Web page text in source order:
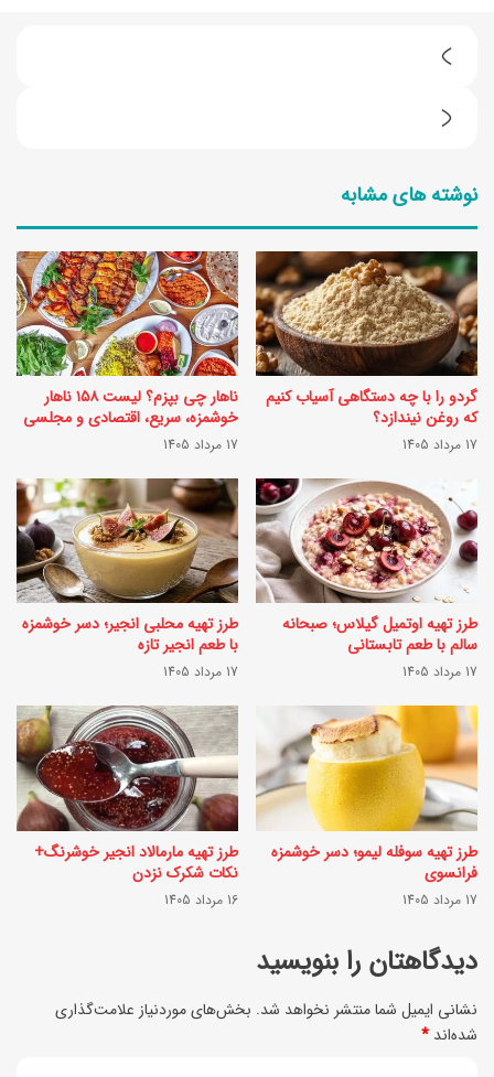
ل
ر
ی
گ
و
ج
ه
ف
ن
گ
ی
خ
ش
ک
چ
ق
د
ر
ا
س
؟
پ
و
د
ر
گ
ه
ف
ر
ن
گ
ق
د
ر
ا
نوشته های مشابه
گردو را با چه دستگاهی آسیاب کنیم
که روغن نیندازد؟
17 مرداد 1405
ناهار چی بپزم؟ لیست ۱۵۸ ناهار
خوشمزه، سریع، اقتصادی و مجلسی
17 مرداد 1405
طرز تهیه اوتمیل گیلاس؛ صبحانه
سالم با طعم تابستانی
17 مرداد 1405
طرز تهیه محلبی انجیر؛ دسر خوشمزه
با طعم انجیر تازه
17 مرداد 1405
طرز تهیه سوفله لیمو؛ دسر خوشمزه
فرانسوی
17 مرداد 1405
طرز تهیه مارمالاد انجیر خوشرنگ+
نکات شکرک نزدن
16 مرداد 1405
دیدگاهتان را بنویسید
نشانی ایمیل شما منتشر نخواهد شد. بخش‌های موردنیاز علامت‌گذاری
شده‌اند *